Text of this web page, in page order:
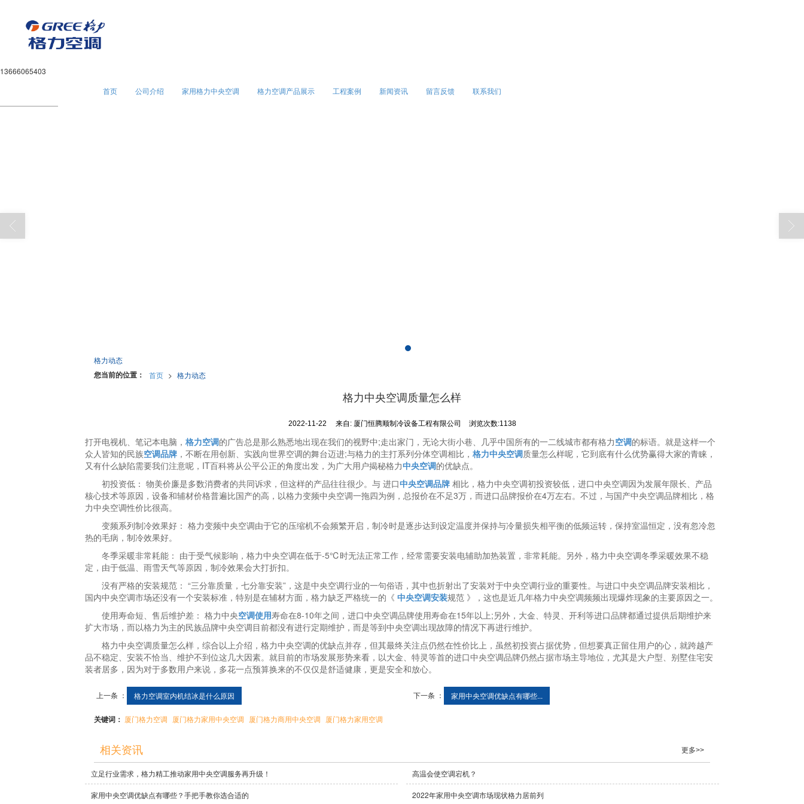
13666065403
首页
公司介绍 家用格力中央空调 格力空调产品展示 工程案例 新闻资讯 留言反馈 联系我们
格力动态
您当前的位置： 首页 > 格力动态
格力中央空调质量怎么样
2022-11-22 来自: 厦门恒腾顺制冷设备工程有限公司 浏览次数:1138
打开电视机、笔记本电脑， 格力空调的广告总是那么熟悉地出现在我们的视野中;走出家门，无论大街小巷、几乎中国所有的一二线城市都有格力空调的标语。就是这样一个
众人皆知的民族空调品牌 ，不断在用创新、实践向世界空调的舞台迈进;与格力的主打系列分体空调相比， 格力中央空调质量怎么样呢，它到底有什么优势赢得大家的青睐，
又有什么缺陷需要我们注意呢，IT百科将从公平公正的角度出发，为广大用户揭秘格力中央空调的优缺点。
初投资低： 物美价廉是多数消费者的共同诉求，但这样的产品往往很少。与 进口中央空调品牌 相比，格力中央空调初投资较低，进口中央空调因为发展年限长、产品
核心技术等原因，设备和辅材价格普遍比国产的高，以格力变频中央空调一拖四为例，总报价在不足3万，而进口品牌报价在4万左右。不过，与国产中央空调品牌相比，格
力中央空调性价比很高。
变频系列制冷效果好： 格力变频中央空调由于它的压缩机不会频繁开启，制冷时是逐步达到设定温度并保持与冷量损失相平衡的低频运转，保持室温恒定，没有忽冷忽
热的毛病，制冷效果好。
冬季采暖非常耗能： 由于受气候影响，格力中央空调在低于-5℃时无法正常工作，经常需要安装电辅助加热装置，非常耗能。另外，格力中央空调冬季采暖效果不稳
定，由于低温、雨雪天气等原因，制冷效果会大打折扣。
没有严格的安装规范： “三分靠质量，七分靠安装”，这是中央空调行业的一句俗语，其中也折射出了安装对于中央空调行业的重要性。与进口中央空调品牌安装相比，
国内中央空调市场还没有一个安装标准，特别是在辅材方面，格力缺乏严格统一的《 中央空调安装规范 》，这也是近几年格力中央空调频频出现爆炸现象的主要原因之一。
使用寿命短、售后维护差： 格力中央空调使用寿命在8-10年之间，进口中央空调品牌使用寿命在15年以上;另外，大金、特灵、开利等进口品牌都通过提供后期维护来
扩大市场，而以格力为主的民族品牌中央空调目前都没有进行定期维护，而是等到中央空调出现故障的情况下再进行维护。
格力中央空调质量怎么样，综合以上介绍，格力中央空调的优缺点并存，但其最终关注点仍然在性价比上，虽然初投资占据优势，但想要真正留住用户的心，就跨越产
品不稳定、安装不恰当、维护不到位这几大因素。就目前的市场发展形势来看，以大金、特灵等首的进口中央空调品牌仍然占据市场主导地位，尤其是大户型、别墅住宅安
装者居多，因为对于多数用户来说，多花一点预算换来的不仅仅是舒适健康，更是安全和放心。
上一条 ： 格力空调室内机结冰是什么原因 下一条 ： 家用中央空调优缺点有哪些...
关键词： 厦门格力空调 厦门格力家用中央空调 厦门格力商用中央空调 厦门格力家用空调
相关资讯 更多>>
立足行业需求，格力精工推动家用中央空调服务再升级！ 高温会使空调宕机？
家用中央空调优缺点有哪些？手把手教你选合适的 2022年家用中央空调市场现状格力居前列